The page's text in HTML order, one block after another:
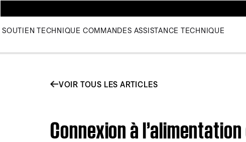
SOUTIEN TECHNIQUE COMMANDES ASSISTANCE TECHNIQUE
VOIR TOUS LES ARTICLES
Connexion à